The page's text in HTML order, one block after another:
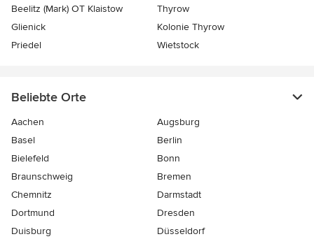
Beelitz (Mark) OT Klaistow
Thyrow
Glienick
Kolonie Thyrow
Priedel
Wietstock
Beliebte Orte
Aachen
Augsburg
Basel
Berlin
Bielefeld
Bonn
Braunschweig
Bremen
Chemnitz
Darmstadt
Dortmund
Dresden
Duisburg
Düsseldorf